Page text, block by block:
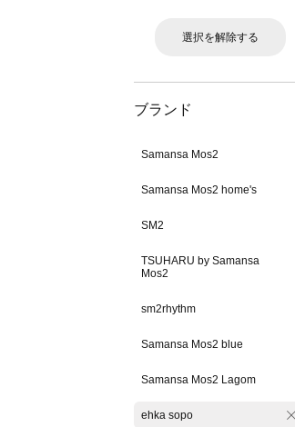
選択を解除する
ブランド
Samansa Mos2
Samansa Mos2 home's
SM2
TSUHARU by Samansa
Mos2
sm2rhythm
Samansa Mos2 blue
Samansa Mos2 Lagom
ehka sopo